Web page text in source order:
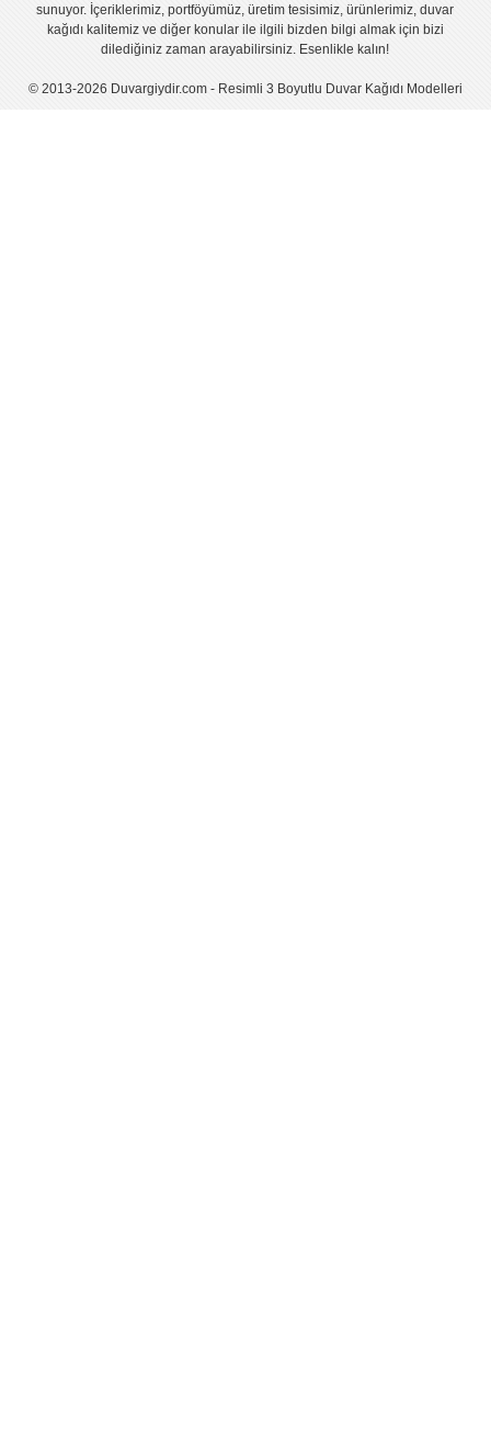
sunuyor. İçeriklerimiz, portföyümüz, üretim tesisimiz, ürünlerimiz, duvar
kağıdı kalitemiz ve diğer konular ile ilgili bizden bilgi almak için bizi
dilediğiniz zaman arayabilirsiniz. Esenlikle kalın!
© 2013-2026 Duvargiydir.com - Resimli 3 Boyutlu Duvar Kağıdı Modelleri